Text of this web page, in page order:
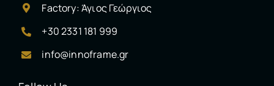
Factory: Άγιος Γεώργιος
+30 2331 181 999
info@innoframe.gr